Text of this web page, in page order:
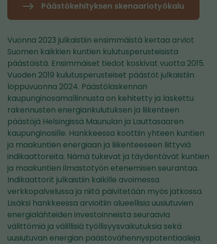
Päästökehityksen skenaariotyökalu
Vuonna 2023 julkaistiin ensimmäistä kertaa arviot
Suomen kaikkien kuntien kulutusperusteisista
päästöistä. Ensimmäiset tiedot koskivat vuotta 2015.
Vuoden 2019 kulutusperusteiset päästöt julkaistiin
loppuvuonna 2024. Päästölaskennan
kaupunginosamallinnusta on kehitetty ja laskettu
rakennusten energiankulutuksen ja liikenteen
päästöjä Helsingissä Maunulan ja Lauttasaaren
kaupunginosille. Hankkeessa koottiin yhteen kuntien
ja maakuntien energiaan ja liikenteeseen liittyviä
indikaattoreita. Nämä tukevat ja täydentävät kuntien
ja maakuntien ilmastotyön etenemisen seurantaa.
Indikaattorit julkaistiin kaikille avoimessa
verkkopalvelussa ja niitä päivitetään myös jatkossa.
Lisäksi hankkeessa arvioitiin alueellisia uusiutuvien
energialähteiden investoinneista seuraavia
välittömiä ja välillisiä työllisyysvaikutuksia sekä
uusiutuvan energian päästövähennyspotentiaaleja.